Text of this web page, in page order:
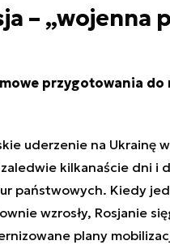
–
przygotowania do
uderzenie na Ukrainę
kilkanaście dni i
państwowych. Kiedy
wzrosły, Rosjanie
plany